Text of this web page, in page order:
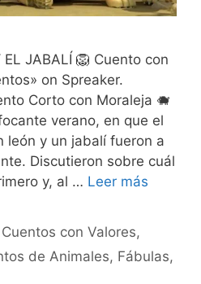
JABALÍ 🦁 Cuento con
on Spreaker.
Corto con Moraleja 🐗
verano, en que el
león y un jabalí fueron a
Discutieron sobre cuál
y, al … Leer más
Cuentos con Valores,
de Animales, Fábulas,